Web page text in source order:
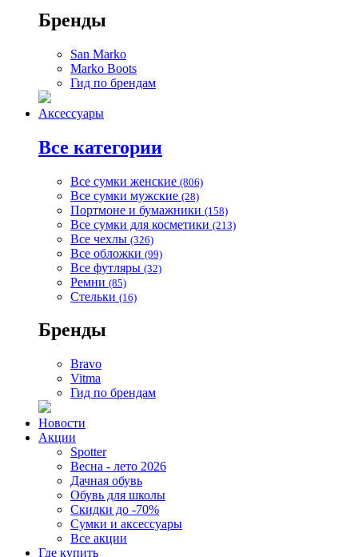
Бренды
San Marko
Marko Boots
Гид по брендам
Аксессуары
Все категории
Все сумки женские (806)
Все сумки мужские (28)
Портмоне и бумажники (158)
Все сумки для косметики (213)
Все чехлы (326)
Все обложки (99)
Все футляры (32)
Ремни (85)
Стельки (16)
Бренды
Bravo
Vitma
Гид по брендам
Новости
Акции
Spotter
Весна - лето 2026
Дачная обувь
Обувь для школы
Скидки до -70%
Сумки и аксессуары
Все акции
Где купить